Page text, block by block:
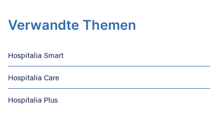
Verwandte Themen
Hospitalia Smart
Hospitalia Care
Hospitalia Plus